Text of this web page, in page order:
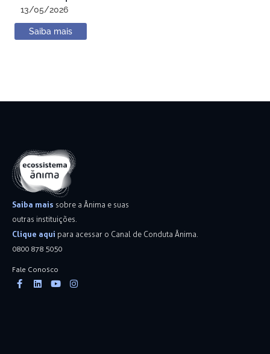
13/05/2026
Saiba mais
Saiba mais sobre a Ânima e suas
outras instituições.
Clique aqui para acessar o Canal de Conduta Ânima.
0800 878 5050
Fale Conosco
Facebook-
f
Linkedin
YoutubeInstagram